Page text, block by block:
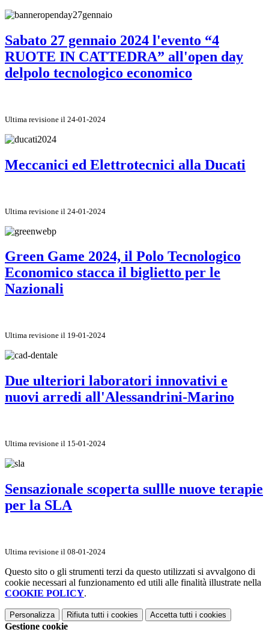
Sabato 27 gennaio 2024 l'evento “4
RUOTE IN CATTEDRA” all'open day
delpolo tecnologico economico
Ultima revisione il 24-01-2024
Meccanici ed Elettrotecnici alla Ducati
Ultima revisione il 24-01-2024
Green Game 2024, il Polo Tecnologico
Economico stacca il biglietto per le
Nazionali
Ultima revisione il 19-01-2024
Due ulteriori laboratori innovativi e
nuovi arredi all'Alessandrini-Marino
Ultima revisione il 15-01-2024
Sensazionale scoperta sullle nuove terapie
per la SLA
Ultima revisione il 08-01-2024
Questo sito o gli strumenti terzi da questo utilizzati si avvalgono di
cookie necessari al funzionamento ed utili alle finalità illustrate nella
COOKIE POLICY.
Personalizza Rifiuta tutti i cookies Accetta tutti i cookies
Gestione cookie